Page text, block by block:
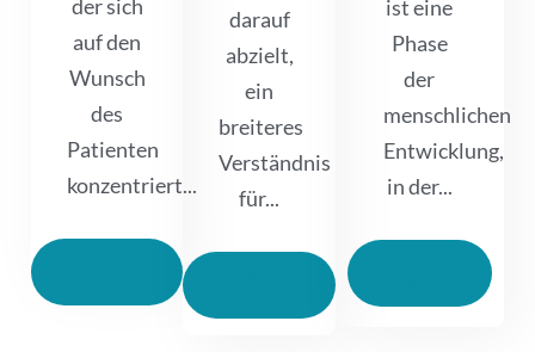
der sich
auf den
Wunsch
des
Patienten
konzentriert...
darauf
abzielt,
ein
breiteres
Verständnis
für...
ist eine
Phase
der
menschlichen
Entwicklung,
in der...